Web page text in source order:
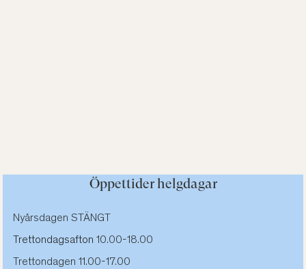
Öppettider helgdagar
Nyårsdagen STÄNGT
Trettondagsafton 10.00-18.00
Trettondagen 11.00-17.00